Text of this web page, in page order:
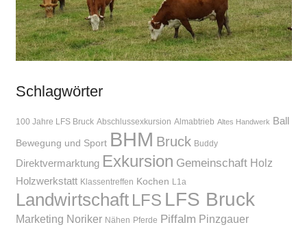
Schlagwörter
100 Jahre LFS Bruck Abschlussexkursion Almabtrieb Altes Handwerk Ball
Bewegung und Sport BHM Bruck Buddy
Direktvermarktung Exkursion Gemeinschaft Holz
Holzwerkstatt Klassentreffen Kochen L1a
Landwirtschaft LFS LFS Bruck
Marketing Noriker Nähen Pferde Piffalm Pinzgauer